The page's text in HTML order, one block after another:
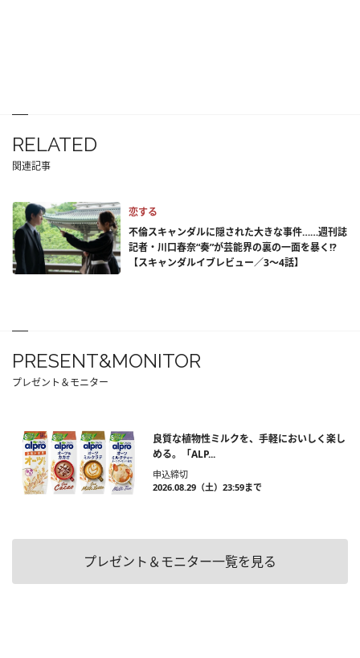
RELATED
関連記事
恋する
不倫スキャンダルに隠された大きな事件……週刊誌
記者・川口春奈“奏”が芸能界の裏の一面を暴く!?
【スキャンダルイブレビュー／3～4話】
PRESENT&MONITOR
プレゼント＆モニター
良質な植物性ミルクを、手軽においしく楽し
める。「ALP...
申込締切
2026.08.29（土）23:59まで
プレゼント＆モニター一覧を見る